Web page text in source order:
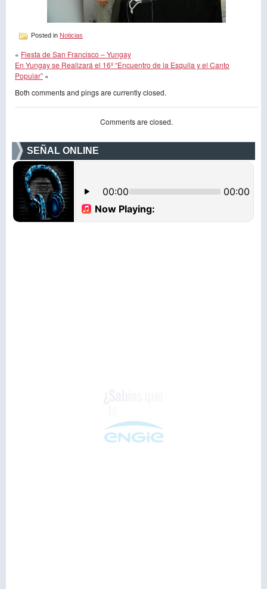
Posted in Noticias
« Fiesta de San Francisco – Yungay
En Yungay se Realizará el 16º “Encuentro de la Esquila y el Canto
Popular” »
Both comments and pings are currently closed.
Comments are closed.
SEÑAL ONLINE